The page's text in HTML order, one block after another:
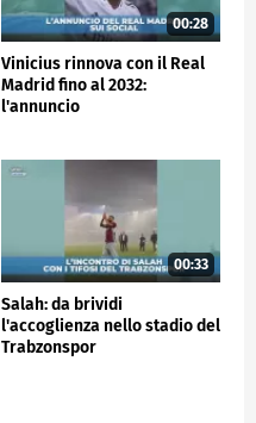
00:28
Vinicius rinnova con il Real
Madrid fino al 2032:
l'annuncio
00:33
Salah: da brividi
l'accoglienza nello stadio del
Trabzonspor